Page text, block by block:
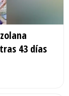
43 días